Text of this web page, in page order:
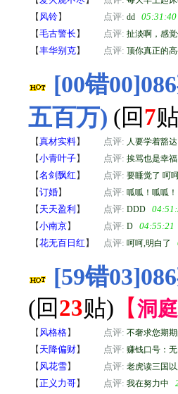
【 风铃】 点评: dd
05:31:40
【毛古警长】 点评: 扯淡啊，感
【丰华别克】 点评: 顶你真正的
[00错
五百万) (回7
【真材实料】 点评: 人要学着豁
【小青叶子】 点评: 挨骂也是幸
【名剑飘红 】 点评: 要睡觉了 呵
【订婚】 点评: 呱呱！呱呱！
【 天天盈利 】 点评: DDD
【小南京】 点评: D
04:55:21
【花无百日红 】 点评: 呵呵,明白了
[59错
(回23贴) 【洞
【 风格格】 点评: 不奢求您期
【 天降偏财】 点评: 赚钱口号：
【 风花雪】 点评: 老虎读三国
【正义力哥】 点评: 我在努力中